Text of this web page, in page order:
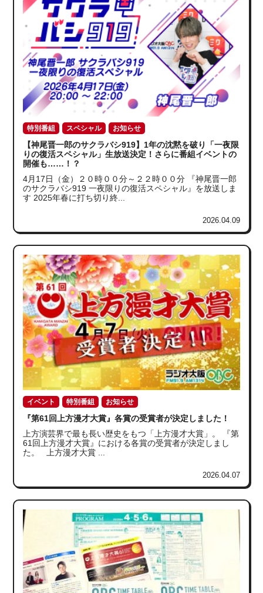
特別番組 スペシャル お知らせ
【神尾晋一郎のサクラバシ919】1年の沈黙を破り「一夜限
りの復活スペシャル」生放送決定！さらに番組イベントの
開催も……！？
4月17日（金）２０時００分～２２時００分 『神尾晋一郎
のサクラバシ919 一夜限りの復活スペシャル』を放送しま
す 2025年春に打ち切り終...
2026.04.09
イベント 特別番組 お知らせ
『第61回上方漫才大賞』各賞の受賞者が決定しました！
上方演芸界で最も長い歴史をもつ「上方漫才大賞」。 『第
61回上方漫才大賞』における各賞の受賞者が決定しまし
た。 上方漫才大賞 ...
2026.04.07